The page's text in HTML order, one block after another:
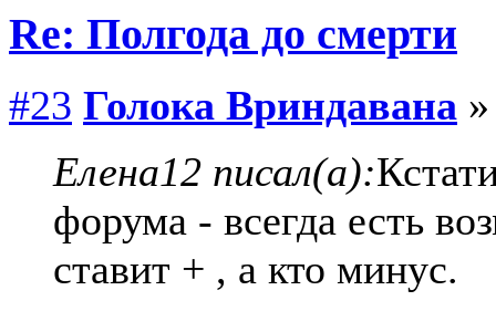
Re: Полгода до смерти
#23 Голока Вриндавана
Елена12 писал(а):
форума - всегда есть
ставит + , а кто минус.